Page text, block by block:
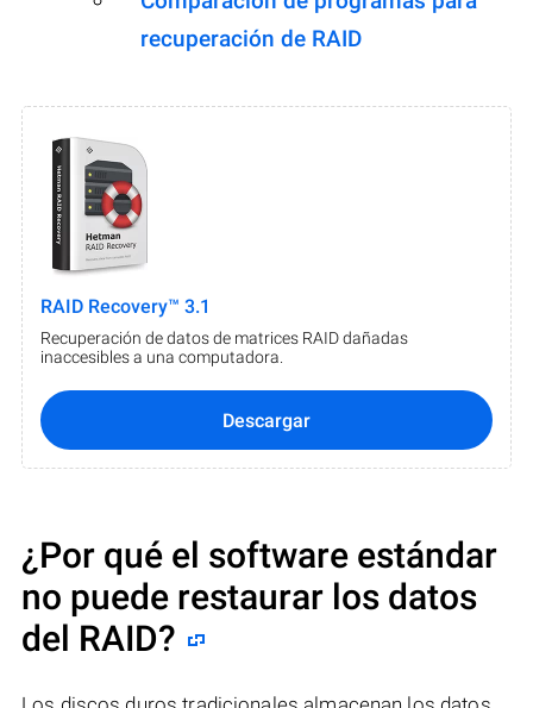
recuperación de RAID
RAID Recovery™ 3.1
Recuperación de datos de matrices RAID dañadas
inaccesibles a una computadora.
Descargar
¿Por qué el software estándar
no puede restaurar los datos
del RAID?